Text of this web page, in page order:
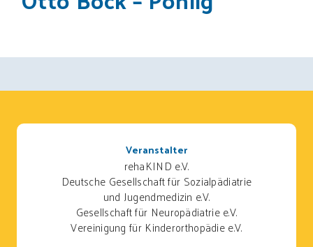
Veranstalter
rehaKIND e.V.
Deutsche Gesellschaft für Sozialpädiatrie
und Jugendmedizin e.V.
Gesellschaft für Neuropädiatrie e.V.
Vereinigung für Kinderorthopädie e.V.